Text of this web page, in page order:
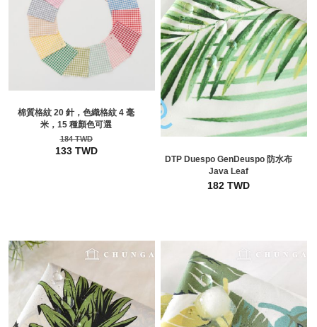
棉質格紋 20 針，色織格紋 4 毫
米，15 種顏色可選
184 TWD
133 TWD
DTP Duespo GenDeuspo 防水布
Java Leaf
182 TWD